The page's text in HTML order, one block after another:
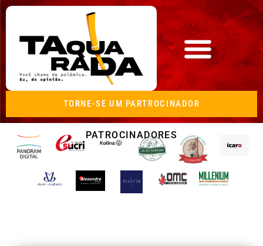
TORNE-SE UM PARTROCINADOR
PATROCINADORES